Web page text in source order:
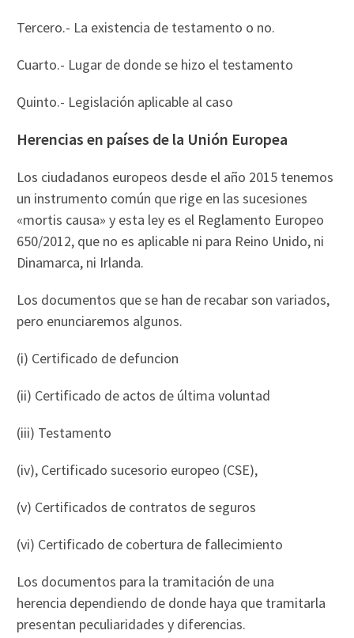
Tercero.- La existencia de testamento o no.
Cuarto.- Lugar de donde se hizo el testamento
Quinto.- Legislación aplicable al caso
Herencias en países de la Unión Europea
Los ciudadanos europeos desde el año 2015 tenemos
un instrumento común que rige en las sucesiones
«mortis causa» y esta ley es el Reglamento Europeo
650/2012, que no es aplicable ni para Reino Unido, ni
Dinamarca, ni Irlanda.
Los documentos que se han de recabar son variados,
pero enunciaremos algunos.
(i) Certificado de defuncion
(ii) Certificado de actos de última voluntad
(iii) Testamento
(iv), Certificado sucesorio europeo (CSE),
(v) Certificados de contratos de seguros
(vi) Certificado de cobertura de fallecimiento
Los documentos para la tramitación de una
herencia dependiendo de donde haya que tramitarla
presentan peculiaridades y diferencias.